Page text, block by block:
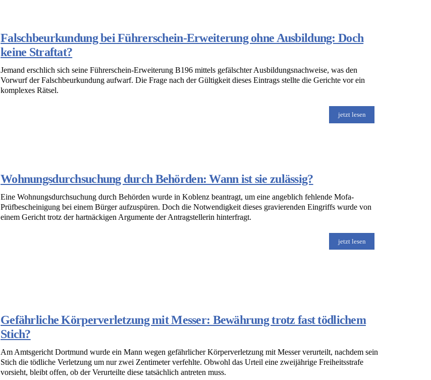
Falschbeurkundung bei Führerschein-Erweiterung ohne Ausbildung: Doch
keine Straftat?
Jemand erschlich sich seine Führerschein-Erweiterung B196 mittels gefälschter Ausbildungsnachweise, was den
Vorwurf der Falschbeurkundung aufwarf. Die Frage nach der Gültigkeit dieses Eintrags stellte die Gerichte vor ein
komplexes Rätsel.
jetzt lesen
Wohnungsdurchsuchung durch Behörden: Wann ist sie zulässig?
Eine Wohnungsdurchsuchung durch Behörden wurde in Koblenz beantragt, um eine angeblich fehlende Mofa-
Prüfbescheinigung bei einem Bürger aufzuspüren. Doch die Notwendigkeit dieses gravierenden Eingriffs wurde von
einem Gericht trotz der hartnäckigen Argumente der Antragstellerin hinterfragt.
jetzt lesen
Gefährliche Körperverletzung mit Messer: Bewährung trotz fast tödlichem
Stich?
Am Amtsgericht Dortmund wurde ein Mann wegen gefährlicher Körperverletzung mit Messer verurteilt, nachdem sein
Stich die tödliche Verletzung um nur zwei Zentimeter verfehlte. Obwohl das Urteil eine zweijährige Freiheitsstrafe
vorsieht, bleibt offen, ob der Verurteilte diese tatsächlich antreten muss.